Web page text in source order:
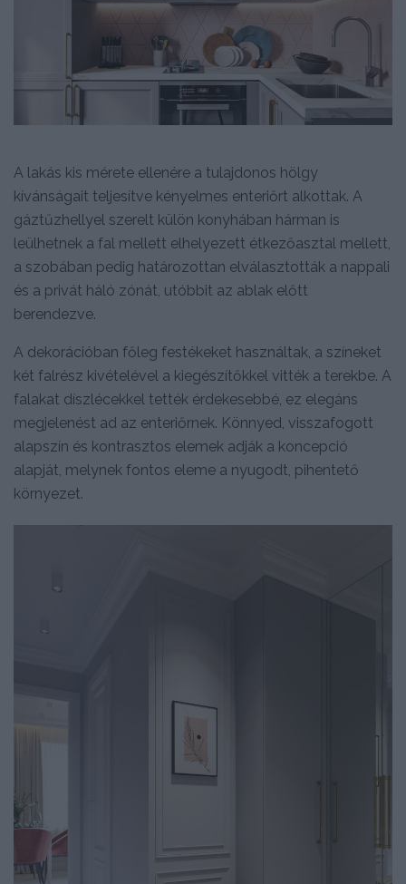
A lakás kis mérete ellenére a tulajdonos hölgy
kívánságait teljesítve kényelmes enteriőrt alkottak. A
gáztűzhellyel szerelt külön konyhában hárman is
leülhetnek a fal mellett elhelyezett étkezőasztal mellett,
a szobában pedig határozottan elválasztották a nappali
és a privát háló zónát, utóbbit az ablak előtt
berendezve.
A dekorációban főleg festékeket használtak, a színeket
két falrész kivételével a kiegészítőkkel vitték a terekbe. A
falakat díszlécekkel tették érdekesebbé, ez elegáns
megjelenést ad az enteriőrnek. Könnyed, visszafogott
alapszín és kontrasztos elemek adják a koncepció
alapját, melynek fontos eleme a nyugodt, pihentető
környezet.